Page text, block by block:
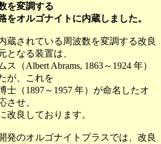
を変調する
をオルゴナイトに内蔵しました。
蔵されている周波数を変調する改良
となる装置は、
（Albert Abrams, 1863～1924 年）
が、これを
士（1897～1957 年）が命名したオ
させ、
改良しております。
発のオルゴナイトプラスでは、改良